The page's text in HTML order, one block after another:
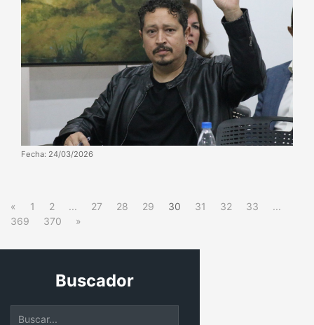
Fecha: 24/03/2026
« 1 2 ... 27 28 29 30 31 32 33
...
369
370 »
Buscador